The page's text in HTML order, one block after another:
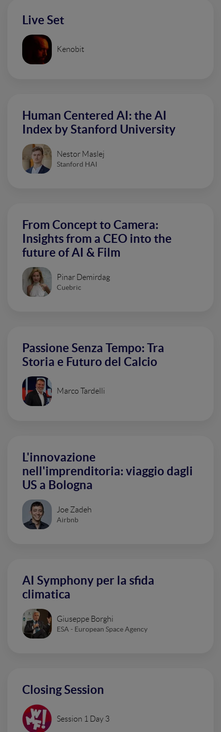
Live Set
Kenobit
Human Centered AI: the AI
Index by Stanford University
Nestor Maslej
Stanford HAI
From Concept to Camera:
Insights from a CEO into the
future of AI & Film
Pinar Demirdag
Cuebric
Passione Senza Tempo: Tra
Storia e Futuro del Calcio
Marco Tardelli
L'innovazione
nell'imprenditoria: viaggio dagli
US a Bologna
Joe Zadeh
Airbnb
AI Symphony per la sfida
climatica
Giuseppe Borghi
ESA - European Space Agency
Closing Session
Session 1 Day 3